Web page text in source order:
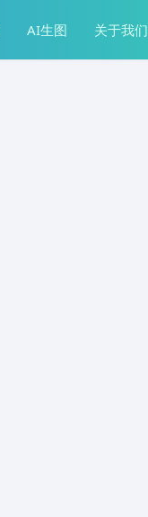
AI生图 关于我们